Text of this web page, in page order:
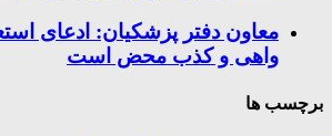
معاون دفتر پزشکیان: ادعای
واهی و کذب محض است
برچسب ها